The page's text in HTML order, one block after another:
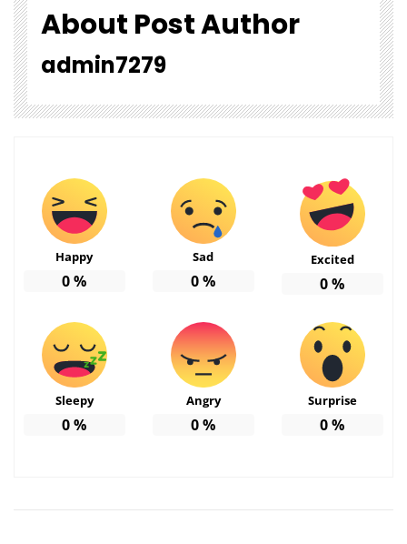
About Post Author
admin7279
Happy
0%
Sad
0%
Excited
0%
Sleepy
0%
Angry
0%
Surprise
0%